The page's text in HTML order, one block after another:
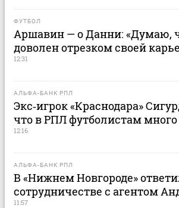
ФУТБОЛ
Аршавин — о Данни: «Думаю,
доволен отрезком своей
12:31
АЛЬФА-БАНК РПЛ
Экс‑игрок «Краснодара»
что в РПЛ футболистам
12:16
АЛЬФА-БАНК РПЛ
В «Нижнем Новгороде»
сотрудничестве с агентом
11:57